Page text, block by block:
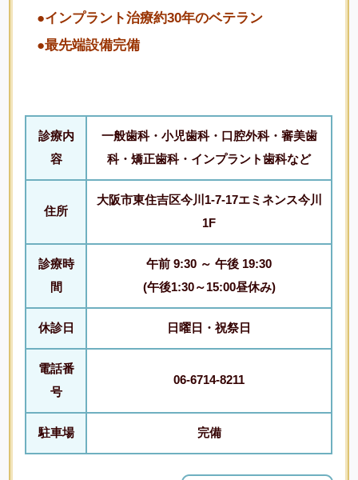
●インプラント治療約30年のベテラン
●最先端設備完備
診療内
容
一般歯科・小児歯科・口腔外科・審美歯
科・矯正歯科・インプラント歯科など
住所
大阪市東住吉区今川1-7-17エミネンス今川
1F
診療時
間
午前 9:30 ～ 午後 19:30
(午後1:30～15:00昼休み)
休診日 日曜日・祝祭日
電話番
号
06-6714-8211
駐車場 完備